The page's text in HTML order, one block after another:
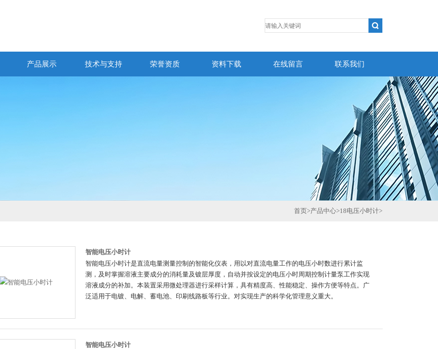
产品展示 技术与支持 荣誉资质 资料下载 在线留言 联系我们
首页>产品中心>18电压小时计>
智能电压小时计
智能电压小时计是直流电量测量控制的智能化仪表，用以对直流电量工作的电压小时数进行累计监
测，及时掌握溶液主要成分的消耗量及镀层厚度，自动并按设定的电压小时周期控制计量泵工作实现
溶液成分的补加。本装置采用微处理器进行采样计算，具有精度高、性能稳定、操作方便等特点。广
泛适用于电镀、电解、蓄电池、印刷线路板等行业。对实现生产的科学化管理意义重大。
智能电压小时计